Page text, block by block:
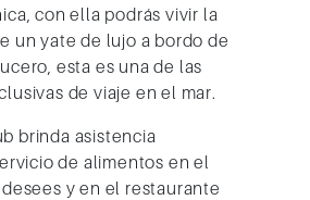
con ella podrás vivir la
un yate de lujo a bordo de
esta es una de las
de viaje en el mar.
brinda asistencia
de alimentos en el
y en el restaurante